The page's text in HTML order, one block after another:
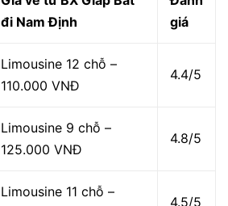
đi Nam Định
giá
Limousine 12 chỗ –
110.000 VNĐ
4.4/5
Limousine 9 chỗ –
125.000 VNĐ
4.8/5
Limousine 11 chỗ –
4.5/5